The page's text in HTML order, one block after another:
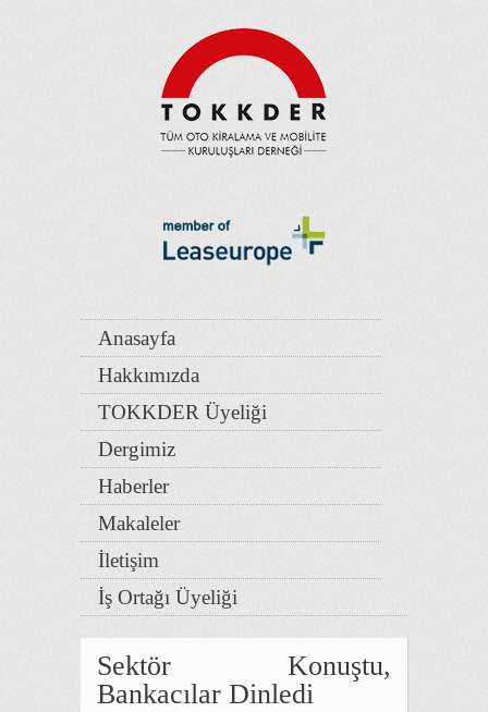
Anasayfa
Hakkımızda
TOKKDER Üyeliği
Dergimiz
Haberler
Makaleler
İletişim
İş Ortağı Üyeliği
Sektör Konuştu,
Bankacılar Dinledi